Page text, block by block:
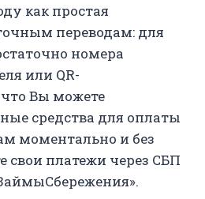
как простая
переводам: для
номера
или QR-
Вы можете
средства для оплаты
моментально и без
свои платежи через СБП